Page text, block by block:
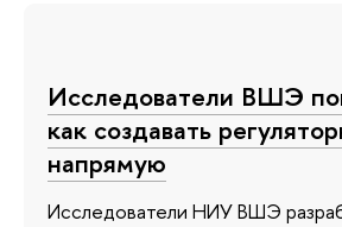
Исследователи ВШЭ
как создавать
напрямую
Исследователи НИУ ВШЭ